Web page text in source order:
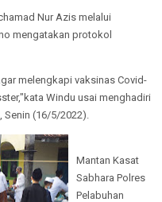
Nur Azis melalui
mengatakan protokol
melengkapi vaksinas Covid-
Windu usai menghadiri
Senin (16/5/2022).
Mantan Kasat
Sabhara Polres
Pelabuhan